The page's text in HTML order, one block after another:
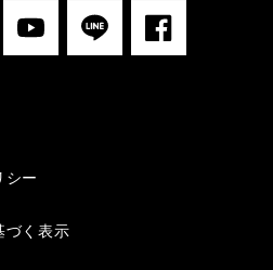
YouTube LINE Facebook
シー
づく表示